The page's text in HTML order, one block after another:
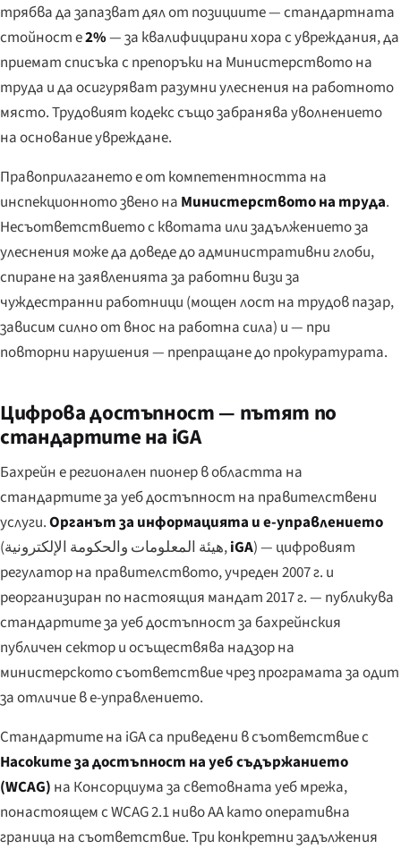
трябва да запазват дял от позициите — стандартната
стойност е2%— за квалифицирани хора с увреждания, да
приемат списъка с препоръки на Министерството на
труда и да осигуряват разумни улеснения на работното
място. Трудовият кодекс също забранява уволнението
на основание увреждане.
Правоприлагането е от компетентността на
инспекционното звено на Министерството на труда.
Несъответствието с квотата или задължението за
улеснения може да доведе до административни глоби,
спиране на заявленията за работни визи за
чуждестранни работници (мощен лост на трудов пазар,
зависим силно от внос на работна сила) и — при
повторни нарушения — препращане до прокуратурата.
Цифрова достъпност — пътят по
стандартите на iGA
Бахрейн е регионален пионер в областта на
стандартите за уеб достъпност на правителствени
услуги.Органът за информацията и е-управлението
(هيئة المعلومات والحكومة الإلكترونية,iGA) — цифровият
регулатор на правителството, учреден 2007 г. и
реорганизиран по настоящия мандат 2017 г. — публикува
стандартите за уеб достъпност за бахрейнския
публичен сектор и осъществява надзор на
министерското съответствие чрез програмата за одит
за отличие в е-управлението.
Стандартите на iGA са приведени в съответствие с
Насоките за достъпност на уеб съдържанието
(WCAG) на Консорциума за световната уеб мрежа,
понастоящем с WCAG 2.1 ниво AA като оперативна
граница на съответствие. Три конкретни задължения